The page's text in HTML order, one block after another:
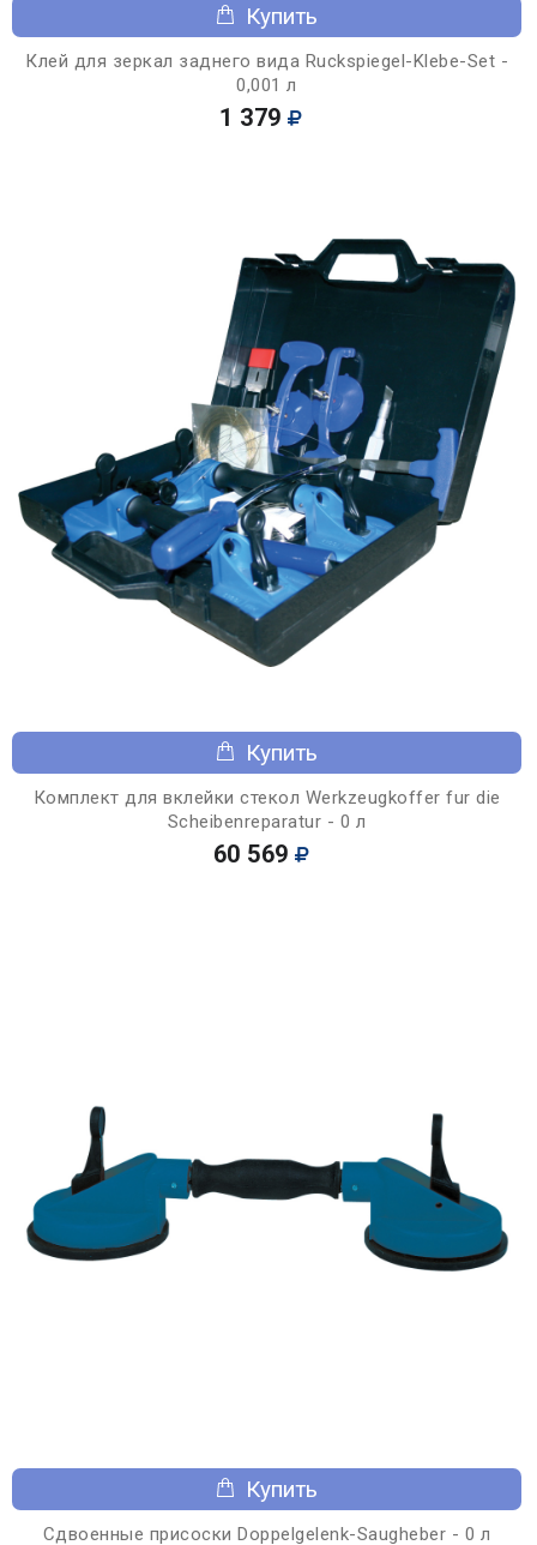
Купить
Клей для зеркал заднего вида Ruckspiegel-Klebe-Set -
0,001 л
1 379
Купить
Комплект для вклейки стекол Werkzeugkoffer fur die
Scheibenreparatur - 0 л
60 569
Купить
Сдвоенные присоски Doppelgelenk-Saugheber - 0 л